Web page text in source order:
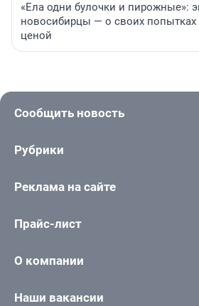
«Ела одни булочки и пирожные»:
новосибирцы — о своих попытках
ценой
Сообщить новость
Рубрики
Реклама на сайте
Прайс-лист
О компании
Наши вакансии